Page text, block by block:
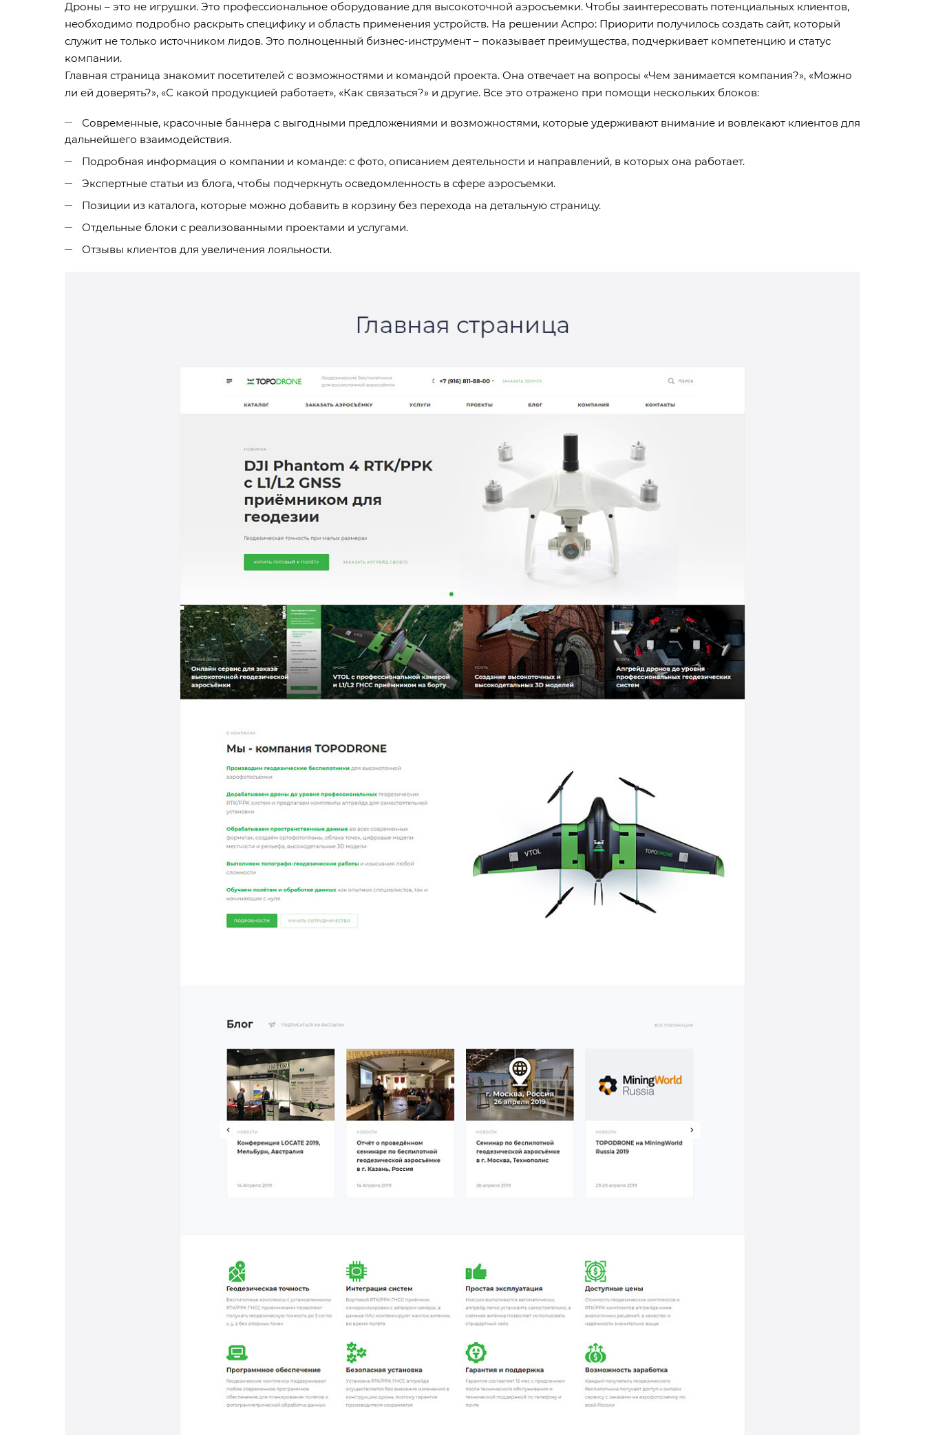
Дроны – это не игрушки. Это профессиональное оборудование для высокоточной аэросъемки. Чтобы заинтересовать потенциальных клиентов,
необходимо подробно раскрыть специфику и область применения устройств. На решении Аспро: Приорити получилось создать сайт, который
служит не только источником лидов. Это полноценный бизнес-инструмент – показывает преимущества, подчеркивает компетенцию и статус
компании.
Главная страница знакомит посетителей с возможностями и командой проекта. Она отвечает на вопросы «Чем занимается компания?», «Можно
ли ей доверять?», «С какой продукцией работает», «Как связаться?» и другие. Все это отражено при помощи нескольких блоков:
Современные, красочные баннера с выгодными предложениями и возможностями, которые удерживают внимание и вовлекают клиентов для
дальнейшего взаимодействия.
Подробная информация о компании и команде: с фото, описанием деятельности и направлений, в которых она работает.
Экспертные статьи из блога, чтобы подчеркнуть осведомленность в сфере аэросъемки.
Позиции из каталога, которые можно добавить в корзину без перехода на детальную страницу.
Отдельные блоки с реализованными проектами и услугами.
Отзывы клиентов для увеличения лояльности.